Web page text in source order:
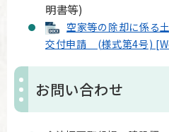
明書等)
空家等の除却に係る
交付申請 (様式第4号)
お問い合わせ